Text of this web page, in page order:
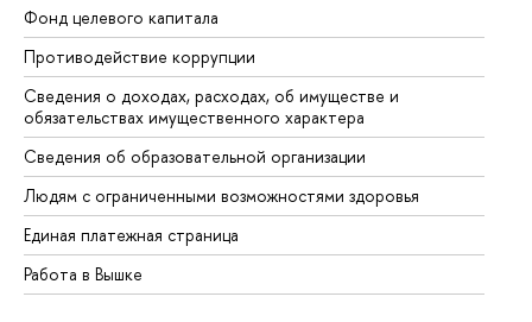
Фонд целевого капитала
Противодействие коррупции
Сведения о доходах, расходах, об имуществе и
обязательствах имущественного характера
Сведения об образовательной организации
Людям с ограниченными возможностями здоровья
Единая платежная страница
Работа в Вышке